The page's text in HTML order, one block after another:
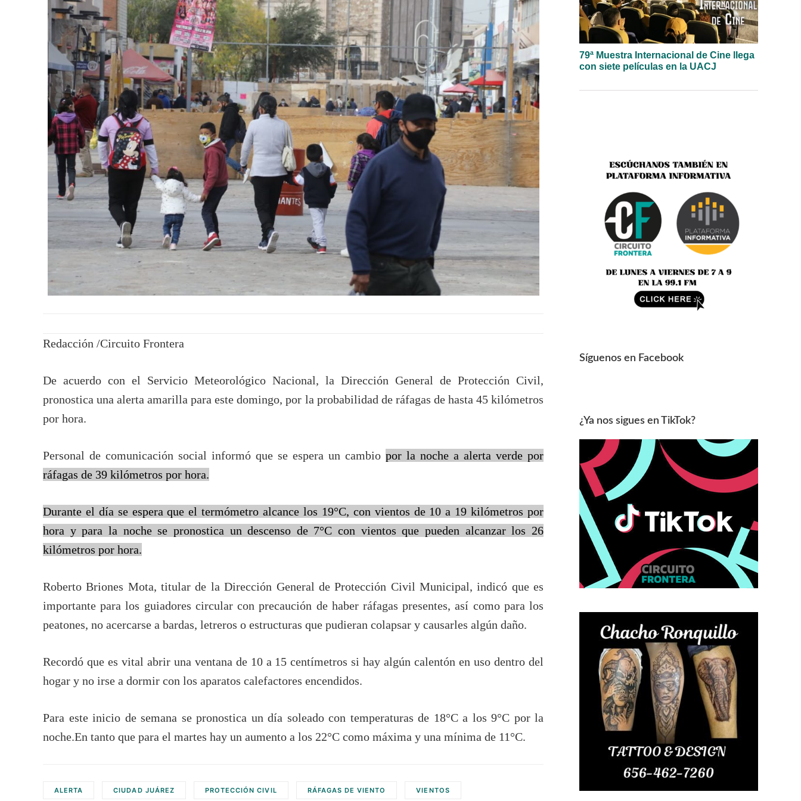
Redacción /Circuito Frontera
De acuerdo con el Servicio Meteorológico Nacional, la Dirección General de Protección Civil,
pronostica una alerta amarilla para este domingo, por la probabilidad de ráfagas de hasta 45 kilómetros
por hora.
Personal de comunicación social informó que se espera un cambio por la noche a alerta verde por
ráfagas de 39 kilómetros por hora.
Durante el día se espera que el termómetro alcance los 19°C, con vientos de 10 a 19 kilómetros por
hora y para la noche se pronostica un descenso de 7°C con vientos que pueden alcanzar los 26
kilómetros por hora.
Roberto Briones Mota, titular de la Dirección General de Protección Civil Municipal, indicó que es
importante para los guiadores circular con precaución de haber ráfagas presentes, así como para los
peatones, no acercarse a bardas, letreros o estructuras que pudieran colapsar y causarles algún daño.
Recordó que es vital abrir una ventana de 10 a 15 centímetros si hay algún calentón en uso dentro del
hogar y no irse a dormir con los aparatos calefactores encendidos.
Para este inicio de semana se pronostica un día soleado con temperaturas de 18°C a los 9°C por la
noche.En tanto que para el martes hay un aumento a los 22°C como máxima y una mínima de 11°C.
ALERTA CIUDAD JUÁREZ PROTECCIÓN CIVIL RÁFAGAS DE VIENTO VIENTOS
79ª Muestra Internacional de Cine llega
con siete películas en la UACJ
Síguenos en Facebook
¿Ya nos sigues en TikTok?